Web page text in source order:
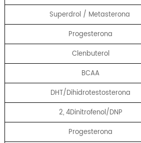
Superdrol / Metasterona
Progesterona
Clenbuterol
BCAA
DHT/Dihidrotestosterona
2, 4Dinitrofenol/DNP
Progesterona